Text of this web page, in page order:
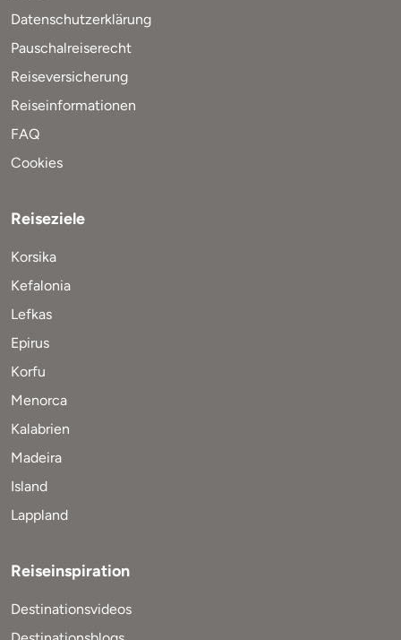
Datenschutzerklärung
Pauschalreiserecht
Reiseversicherung
Reiseinformationen
FAQ
Cookies
Reiseziele
Korsika
Kefalonia
Lefkas
Epirus
Korfu
Menorca
Kalabrien
Madeira
Island
Lappland
Reiseinspiration
Destinationsvideos